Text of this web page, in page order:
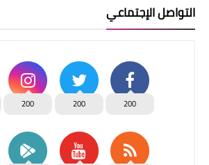
التواصل الإجتماعي
200
200
200